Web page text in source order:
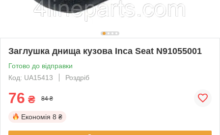
Заглушка днища кузова Inca Seat N91055001
Готово до відправки
Код: UA15413
Роздріб
76 ₴ 84 ₴
Економія 8 ₴